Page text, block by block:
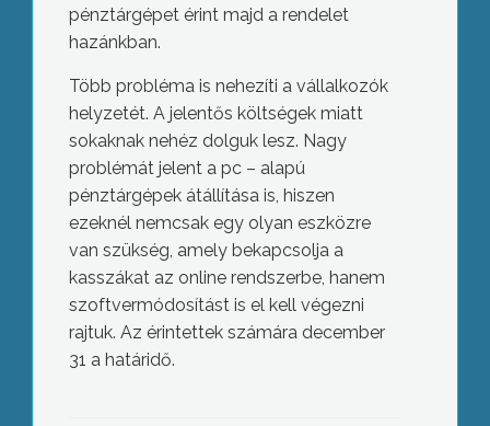
pénztárgépet érint majd a rendelet
hazánkban.
Több probléma is nehezíti a vállalkozók
helyzetét. A jelentős költségek miatt
sokaknak nehéz dolguk lesz. Nagy
problémát jelent a pc – alapú
pénztárgépek átállítása is, hiszen
ezeknél nemcsak egy olyan eszközre
van szükség, amely bekapcsolja a
kasszákat az online rendszerbe, hanem
szoftvermódosítást is el kell végezni
rajtuk. Az érintettek számára december
31 a határidő.